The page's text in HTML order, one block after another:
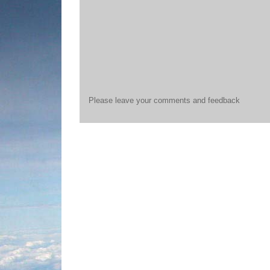
Please leave your comments and feedback